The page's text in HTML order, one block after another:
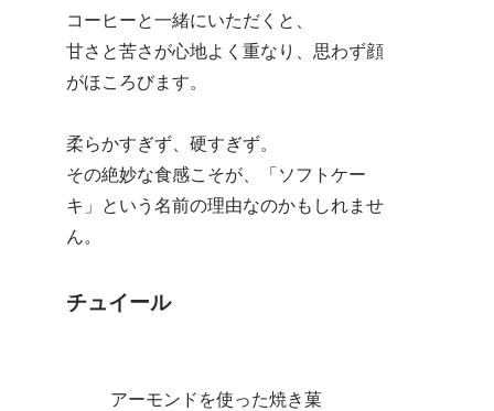
コーヒーと一緒にいただくと、
甘さと苦さが心地よく重なり、思わず顔
がほころびます。
柔らかすぎず、硬すぎず。
その絶妙な食感こそが、「ソフトケー
キ」という名前の理由なのかもしれませ
ん。
チュイール
アーモンドを使った焼き菓